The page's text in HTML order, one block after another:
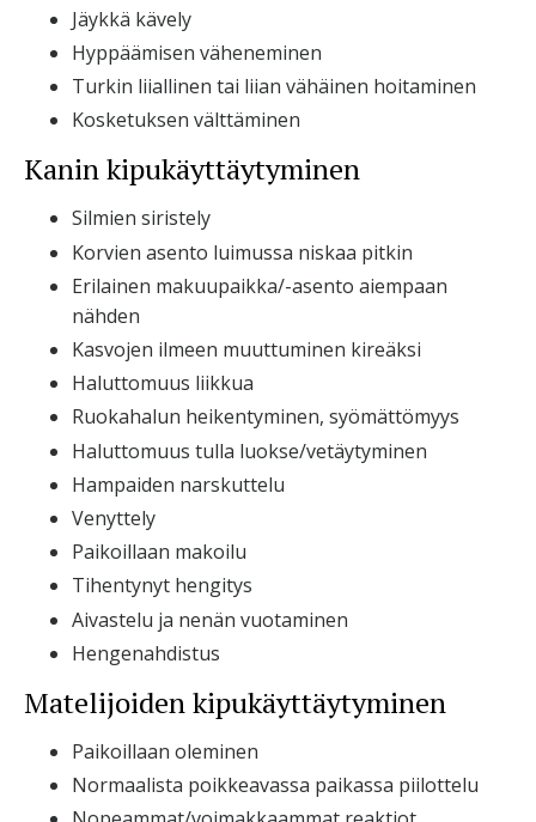
Jäykkä kävely
Hyppäämisen väheneminen
Turkin liiallinen tai liian vähäinen hoitaminen
Kosketuksen välttäminen
Kanin kipukäyttäytyminen
Silmien siristely
Korvien asento luimussa niskaa pitkin
Erilainen makuupaikka/-asento aiempaan
nähden
Kasvojen ilmeen muuttuminen kireäksi
Haluttomuus liikkua
Ruokahalun heikentyminen, syömättömyys
Haluttomuus tulla luokse/vetäytyminen
Hampaiden narskuttelu
Venyttely
Paikoillaan makoilu
Tihentynyt hengitys
Aivastelu ja nenän vuotaminen
Hengenahdistus
Matelijoiden kipukäyttäytyminen
Paikoillaan oleminen
Normaalista poikkeavassa paikassa piilottelu